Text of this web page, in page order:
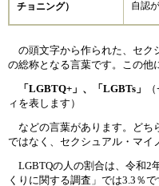
チョニング）
自認
の頭文字から作られた、セク
の総称となる言葉です。この他
「LGBTQ+」、「LGBTs​」
（
ィを表します）
などの言葉があります。どち
ではなく、セクシュアル・マイ
LGBTQの人の割合は、令和2
くりに関する調査」では3.3％で